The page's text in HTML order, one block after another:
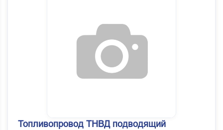
Топливопровод ТНВД подводящий